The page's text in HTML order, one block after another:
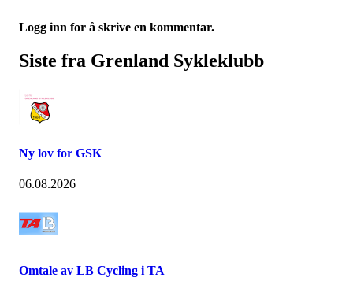
Logg inn for å skrive en kommentar.
Siste fra Grenland Sykleklubb
Ny lov for GSK
06.08.2026
Omtale av LB Cycling i TA